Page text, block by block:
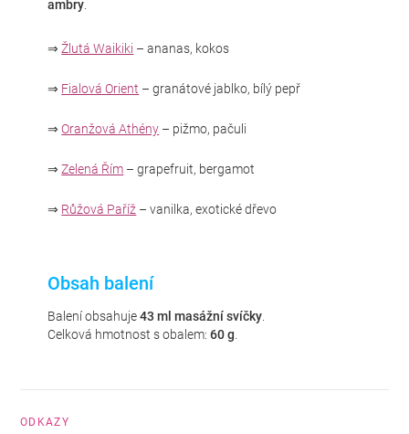
ambry.
⇒Žlutá Waikiki – ananas, kokos
⇒ Fialová Orient – granátové jablko, bílý pepř
⇒Oranžová Athény – pižmo, pačuli
⇒Zelená Řím – grapefruit, bergamot
⇒ Růžová Paříž – vanilka, exotické dřevo
Obsah balení
Balení obsahuje43 ml masážní svíčky.
Celková hmotnost s obalem:60 g.
ODKAZY